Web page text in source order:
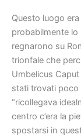
Questo luogo
probabilmente
regnarono su
trionfale che
Umbelicus
stati trovati poco
“ricollegava
centro c’era la
spostarsi in